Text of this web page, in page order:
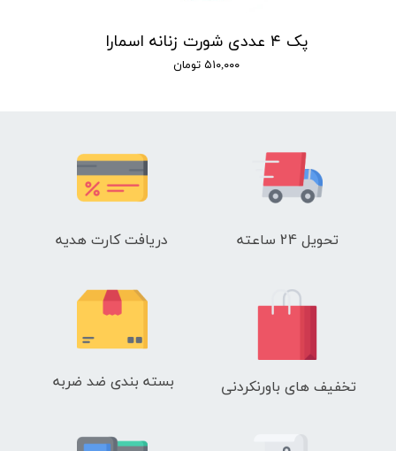
پک ۴ عددی شورت زنانه اسمارا
۵۱۰,۰۰۰ تومان
تحویل 24 ساعته دریافت کارت هدیه
تخفیف های باورنکردنی بسته بندی ضد ضربه